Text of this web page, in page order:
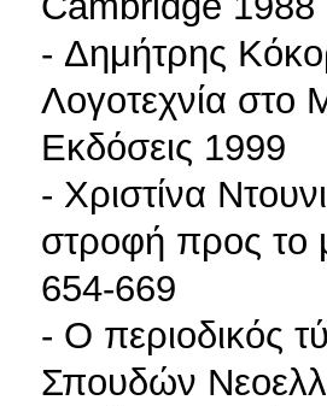
- Δημήτρης
Λογοτεχνία στο
Εκδόσεις 1999
- Χριστίνα
στροφή προς το
654-669
- Ο περιοδικός
Σπουδών